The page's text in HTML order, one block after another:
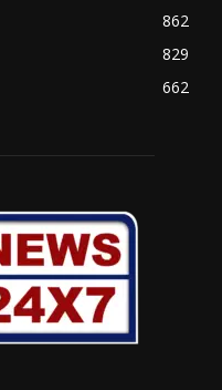
862
829
662